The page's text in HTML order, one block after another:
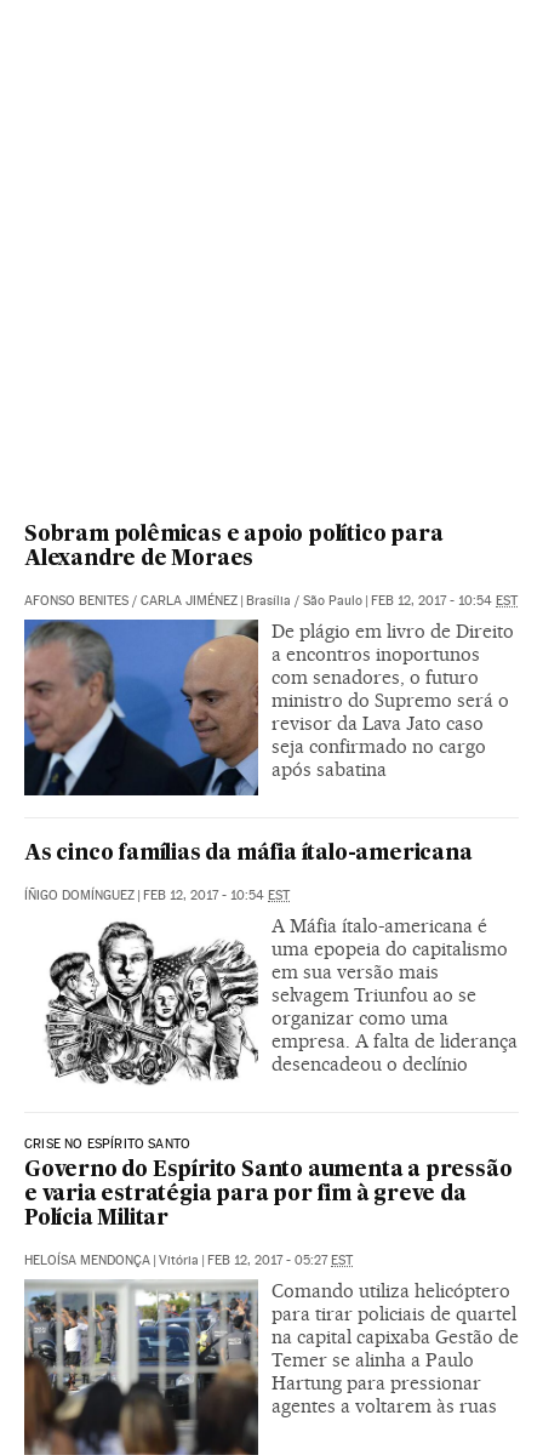
Sobram polêmicas e apoio político para
Alexandre de Moraes
AFONSO BENITES / CARLA JIMÉNEZ | Brasília / São Paulo | FEB 12, 2017 - 10:54 EST
De plágio em livro de Direito
a encontros inoportunos
com senadores, o futuro
ministro do Supremo será o
revisor da Lava Jato caso
seja confirmado no cargo
após sabatina
As cinco famílias da máfia ítalo-americana
ÍÑIGO DOMÍNGUEZ | FEB 12, 2017 - 10:54 EST
A Máfia ítalo-americana é
uma epopeia do capitalismo
em sua versão mais
selvagem Triunfou ao se
organizar como uma
empresa. A falta de liderança
desencadeou o declínio
CRISE NO ESPÍRITO SANTO
Governo do Espírito Santo aumenta a pressão
e varia estratégia para por fim à greve da
Polícia Militar
HELOÍSA MENDONÇA | Vitória | FEB 12, 2017 - 05:27EST
Comando utiliza helicóptero
para tirar policiais de quartel
na capital capixaba Gestão de
Temer se alinha a Paulo
Hartung para pressionar
agentes a voltarem às ruas